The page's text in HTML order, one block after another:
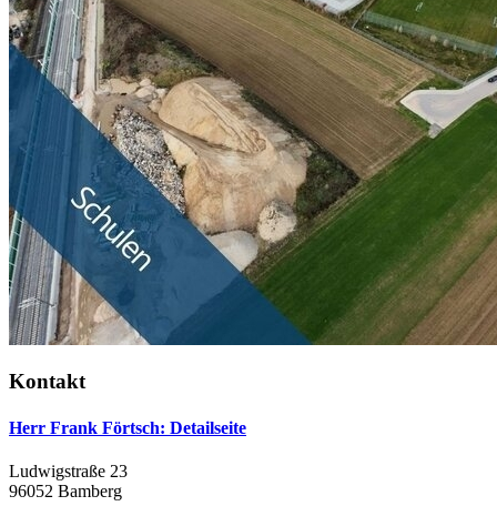
Kontakt
Herr Frank Förtsch: Detailseite
Ludwigstraße 23
96052 Bamberg